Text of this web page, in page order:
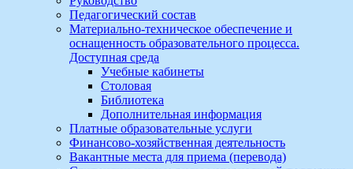
Педагогический состав
Материально-техническое обеспечение и
оснащенность образовательного процесса.
Доступная среда
Учебные кабинеты
Столовая
Библиотека
Дополнительная информация
Платные образовательные услуги
Финансово-хозяйственная деятельность
Вакантные места для приема (перевода)